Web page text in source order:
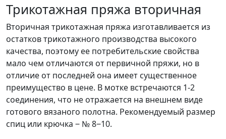
Трикотажная пряжа вторичная
Вторичная трикотажная пряжа изготавливается из
остатков трикотажного производства высокого
качества, поэтому ее потребительские свойства
мало чем отличаются от первичной пряжи, но в
отличие от последней она имеет существенное
преимущество в цене. В мотке встречаются 1-2
соединения, что не отражается на внешнем виде
готового вязаного полотна. Рекомендуемый размер
спиц или крючка ‒ № 8‒10.